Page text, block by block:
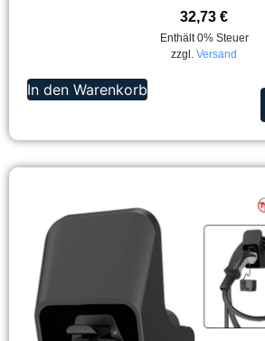
32,73 €
Enthält 0% Steuer
zzgl. Versand
In den Warenkorb